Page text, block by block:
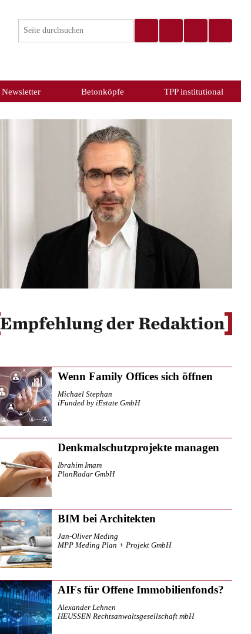
Newsletter Betonköpfe TPP institutional
Wenn Family Offices sich öffnen
Michael Stephan
iFunded by iEstate GmbH
Denkmalschutzprojekte managen
Ibrahim Imam
PlanRadar GmbH
BIM bei Architekten
Jan-Oliver Meding
MPP Meding Plan + Projekt GmbH
AIFs für Offene Immobilienfonds?
Alexander Lehnen
HEUSSEN Rechtsanwaltsgesellschaft mbH